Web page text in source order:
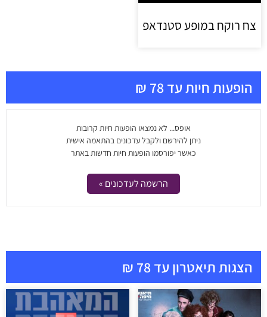
צח רוקח במופע סטנדאפ
הופעות חיות עד 78 ₪
אופס... לא נמצאו הופעות חיות קרובות
ניתן להירשם ולקבל עדכונים בהתאמה אישית
כאשר יפורסמו הופעות חיות חדשות באתר
הרשמה לעדכונים »
הצגות תיאטרון עד 78 ₪